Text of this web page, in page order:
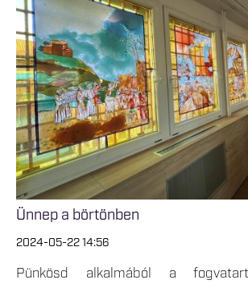
Ünnep a börtönben
2024-05-22 14:56
Pünkösd alkalmából a